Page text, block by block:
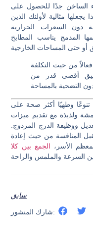
الساخن جدًا للحصول على
مثالية لأولئك الذين
دون السعرات الحرارية
المدمج يناسب المطابخ
من حيث التكلفة
أقصى قدر من
تنوعًا وطهيًا أكثر صحة على
ولذيذة مع تقديم ميزات
ووظيفة الدرج المزدوج.
المنافسة من حيث إعادة
الأسر، الجمع بين كلا
سابق
شارك المنشور: